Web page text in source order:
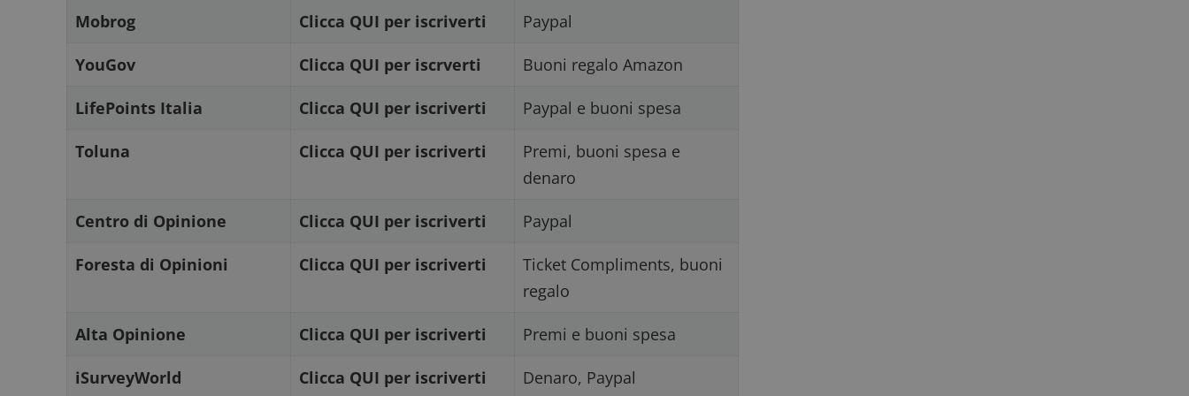
Mobrog Clicca QUI per iscriverti Paypal
YouGov Clicca QUI per iscrverti Buoni regalo Amazon
LifePoints Italia Clicca QUI per iscriverti Paypal e buoni spesa
Toluna Clicca QUI per iscriverti
Premi, buoni spesa e
denaro
Centro di Opinione Clicca QUI per iscriverti Paypal
Foresta di Opinioni Clicca QUI per iscriverti
Ticket Compliments, buoni
regalo
Alta Opinione Clicca QUI per iscriverti Premi e buoni spesa
iSurveyWorld Clicca QUI per iscriverti Denaro, Paypal
FCCDCF
.dimmicosacerchi.it 1 anno
Questo cookie viene utilizzato per l'analisi interna dall'operatore
del sito.
settimane
e l'interazione con il sito web, contribuendo a migliorare
l'esperienza dell'utente e analizzare le prestazioni del sito.